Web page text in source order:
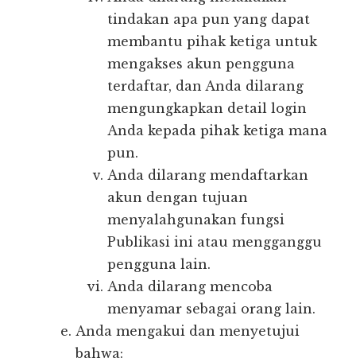
tindakan apa pun yang dapat
membantu pihak ketiga untuk
mengakses akun pengguna
terdaftar, dan Anda dilarang
mengungkapkan detail login
Anda kepada pihak ketiga mana
pun.
Anda dilarang mendaftarkan
akun dengan tujuan
menyalahgunakan fungsi
Publikasi ini atau mengganggu
pengguna lain.
Anda dilarang mencoba
menyamar sebagai orang lain.
Anda mengakui dan menyetujui
bahwa: